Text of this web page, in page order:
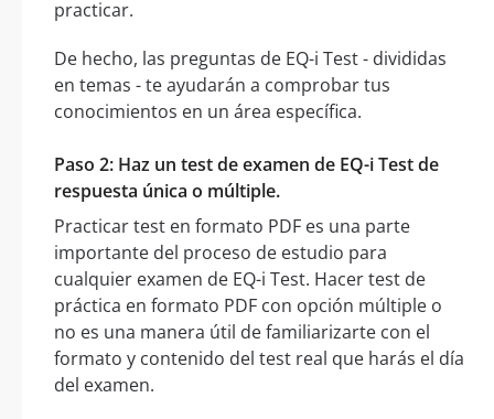
practicar.
De hecho, las preguntas de EQ-i Test - divididas
en temas - te ayudarán a comprobar tus
conocimientos en un área específica.
Paso 2: Haz un test de examen de EQ-i Test de
respuesta única o múltiple.
Practicar test en formato PDF es una parte
importante del proceso de estudio para
cualquier examen de EQ-i Test. Hacer test de
práctica en formato PDF con opción múltiple o
no es una manera útil de familiarizarte con el
formato y contenido del test real que harás el día
del examen.